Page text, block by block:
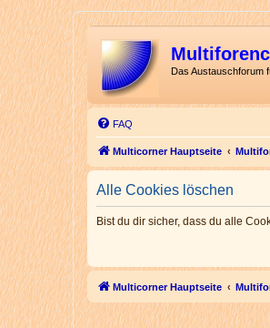
Das Austauschforum
FAQ
Multicorner Hauptseite
Alle Cookies löschen
Bist du dir sicher, dass du alle
Multicorner Hauptseite